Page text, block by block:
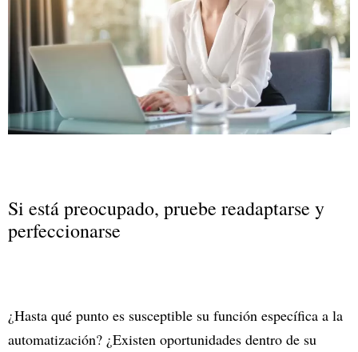
Si está preocupado, pruebe readaptarse y
perfeccionarse
¿Hasta qué punto es susceptible su función específica a la
automatización? ¿Existen oportunidades dentro de su